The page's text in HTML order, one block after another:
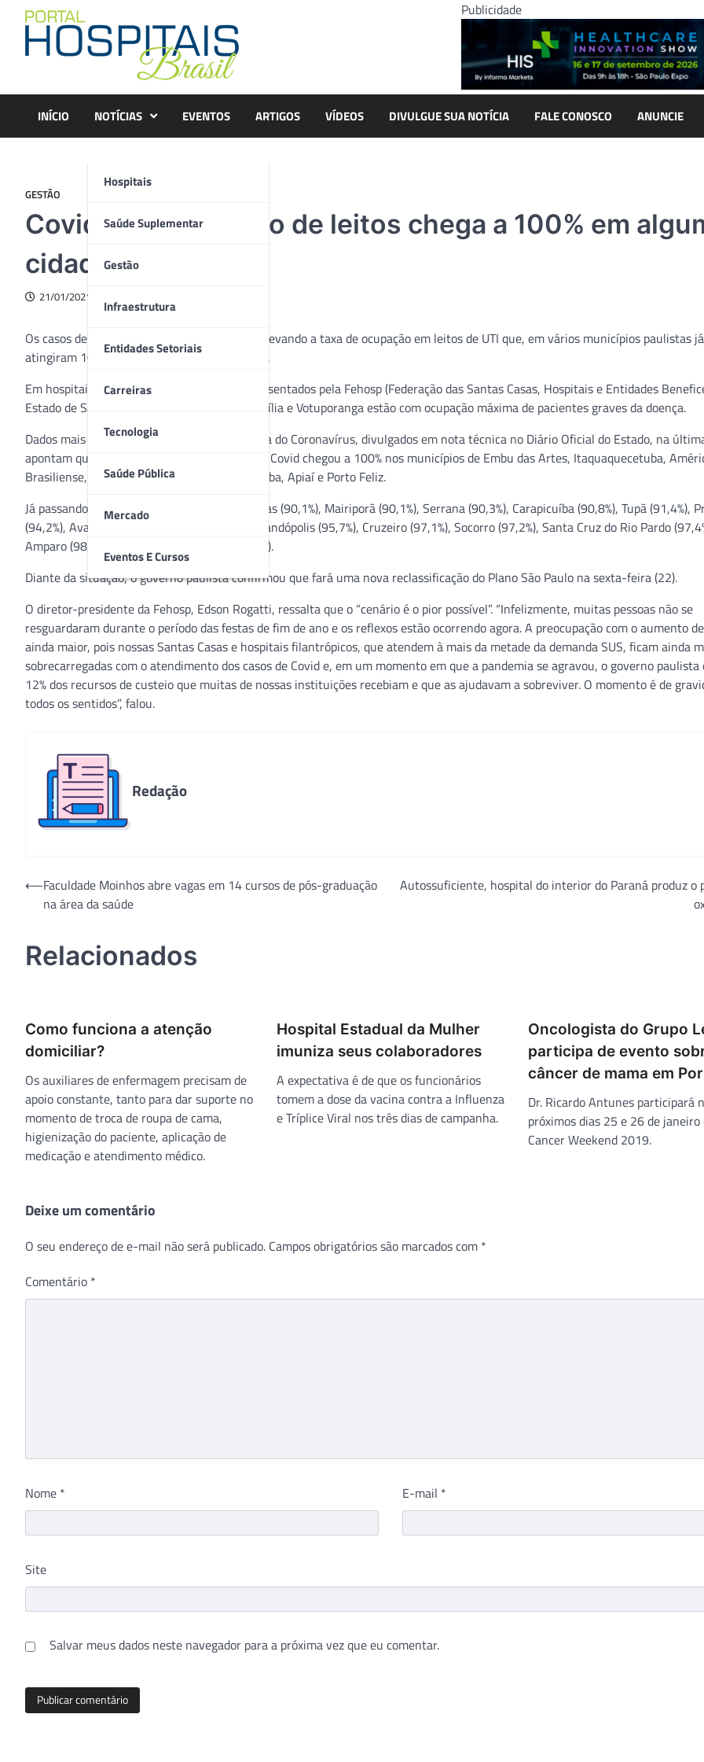
content
Publicidade
INÍCIO NOTÍCIAS
Hospitais
Saúde Suplementar
Gestão
Infraestrutura
Entidades Setoriais
Carreiras
Tecnologia
Saúde Pública
Mercado
Eventos E Cursos
EVENTOS ARTIGOS VÍDEOS DIVULGUE SUA NOTÍCIA FALE CONOSCO ANUNCIE
GESTÃO
Covid-19: Ocupação de leitos chega a 100% em
cidades de SP
21/01/2021
Os casos de Covid-19 vêm registrando alta, elevando a taxa de ocupação em leitos de UTI que, em vários municípios paulistas já
atingiram 100% da capacidade de internações.
Em hospitais filantrópicos, por exemplo, representados pela Fehosp (Federação das Santas Casas, Hospitais e Entidades
Estado de São Paulo), as Santas Casas de Marília e Votuporanga estão com ocupação máxima de pacientes graves da doença.
Dados mais recentes do Centro de Contigência do Coronavírus, divulgados em nota técnica no Diário Oficial do Estado, na
apontam que a taxa de ocupação de leitos UTI Covid chegou a 100% nos municípios de Embu das Artes, Itaquaquecetuba,
Brasiliense, São Manuel, Artur Nogueira, Itatiba, Apiaí e Porto Feliz.
Já passando dos 90% estão as cidades de Araras (90,1%), Mairiporã (90,1%), Serrana (90,3%), Carapicuíba (90,8%), Tupã (91,4%),
(94,2%), Avaré (94,3%), Valinhos (95,3%), Fernandópolis (95,7%), Cruzeiro (97,1%), Socorro (97,2%), Santa Cruz do Rio Pardo
Amparo (98,2%) e Presidente Prudente (98,6%).
Diante da situação, o governo paulista confirmou que fará uma nova reclassificação do Plano São Paulo na sexta-feira (22).
O diretor-presidente da Fehosp, Edson Rogatti, ressalta que o “cenário é o pior possível”. “Infelizmente, muitas pessoas não se
resguardaram durante o período das festas de fim de ano e os reflexos estão ocorrendo agora. A preocupação com o aumento
ainda maior, pois nossas Santas Casas e hospitais filantrópicos, que atendem à mais da metade da demanda SUS, ficam ainda
sobrecarregadas com o atendimento dos casos de Covid e, em um momento em que a pandemia se agravou, o governo
12% dos recursos de custeio que muitas de nossas instituições recebiam e que as ajudavam a sobreviver. O momento é de
todos os sentidos”, falou.
Redação
Navegação
⟵Faculdade Moinhos abre vagas em 14 cursos de pós-graduação
na área da saúde
Autossuficiente, hospital do interior do Paraná produz o
Relacionados
Como funciona a atenção
domiciliar?
Os auxiliares de enfermagem precisam de
apoio constante, tanto para dar suporte no
momento de troca de roupa de cama,
higienização do paciente, aplicação de
medicação e atendimento médico.
Hospital Estadual da Mulher
imuniza seus colaboradores
A expectativa é de que os funcionários
tomem a dose da vacina contra a Influenza
e Tríplice Viral nos três dias de campanha.
Oncologista do Grupo
participa de evento
câncer de mama em
Dr. Ricardo Antunes participará
próximos dias 25 e 26 de
Cancer Weekend 2019.
Deixe um comentário
O seu endereço de e-mail não será publicado. Campos obrigatórios são marcados com *
Comentário *
Nome * E-mail *
Site
Salvar meus dados neste navegador para a próxima vez que eu comentar.